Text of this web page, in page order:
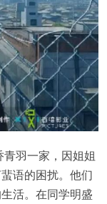
羽一家，因姐姐
语的困扰。他们
活。在同学明盛